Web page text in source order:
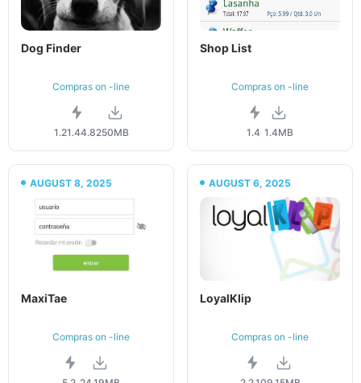
Dog Finder
Compras on -line
1.21.44.8250MB
Shop List
Compras on -line
1.4 1.4MB
AUGUST 8, 2025
MaxiTae
Compras on -line
AUGUST 6, 2025
LoyalKlip
Compras on -line